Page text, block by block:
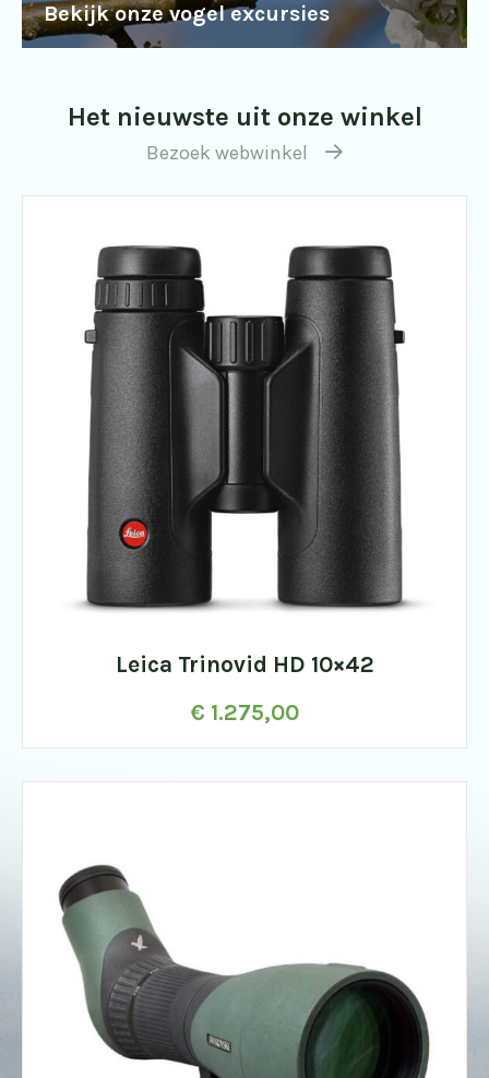
Bekijk onze vogel excursies
Het nieuwste uit onze winkel
Bezoek webwinkel
Leica Trinovid HD 10×42
€ 1.275,00